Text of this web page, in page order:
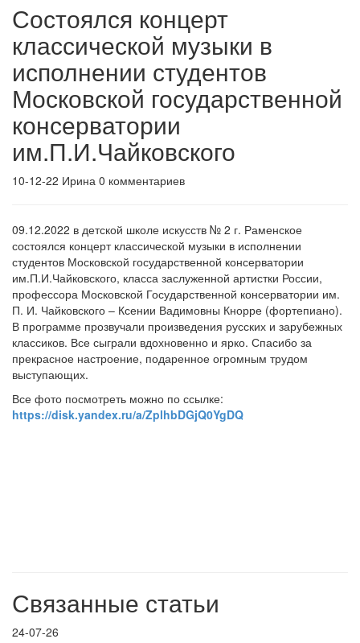
Состоялся концерт
классической музыки в
исполнении студентов
Московской государственной
консерватории
им.П.И.Чайковского
10-12-22 Ирина 0 комментариев
09.12.2022 в детской школе искусств № 2 г. Раменское
состоялся концерт классической музыки в исполнении
студентов Московской государственной консерватории
им.П.И.Чайковского, класса заслуженной артистки России,
профессора Московской Государственной консерватории им.
П. И. Чайковского – Ксении Вадимовны Кнорре (фортепиано).
В программе прозвучали произведения русских и зарубежных
классиков. Все сыграли вдохновенно и ярко. Спасибо за
прекрасное настроение, подаренное огромным трудом
выступающих.
Все фото посмотреть можно по ссылке:
https://disk.yandex.ru/a/ZplhbDGjQ0YgDQ
Связанные статьи
24-07-26